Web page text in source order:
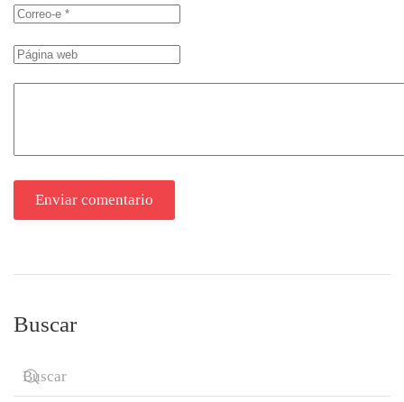
Enviar comentario
Buscar